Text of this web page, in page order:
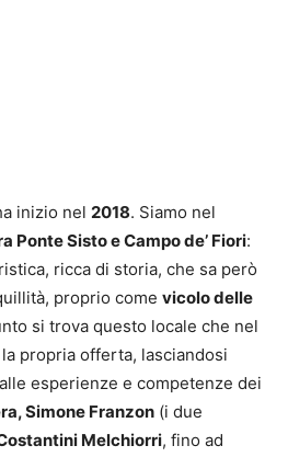
inizio nel 2018. Siamo nel
Ponte Sisto e Campo de’ Fiori:
ricca di storia, che sa però
proprio come vicolo delle
si trova questo locale che nel
propria offerta, lasciandosi
esperienze e competenze dei
Simone Franzon (i due
Melchiorri, fino ad